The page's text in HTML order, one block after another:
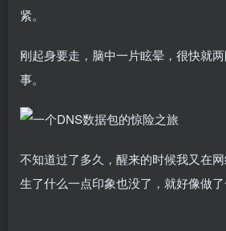
紧。
刚起身要走，脑中一片眩晕，很快就
事。
不知道过了多久，醒来的时候我又在
生了什么一点印象也没了，就好像做了